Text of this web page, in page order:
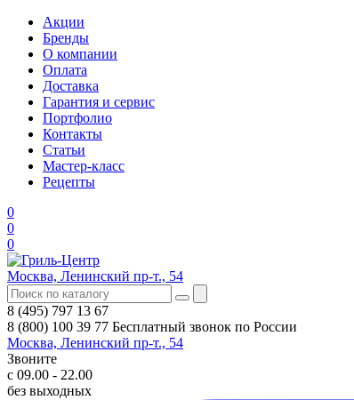
Акции
Бренды
О компании
Оплата
Доставка
Гарантия и сервис
Портфолио
Контакты
Статьи
Мастер-класс
Рецепты
0
0
0
Москва, Ленинский пр-т., 54
8 (495) 797 13 67
8 (800) 100 39 77 Бесплатный звонок по России
Москва, Ленинский пр-т., 54
Звоните
с 09.00 - 22.00
без выходных